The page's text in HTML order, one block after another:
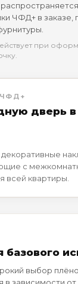
ЧФД+ в заказе,
при
дверь
с
всей квартиры.
базового
выбор